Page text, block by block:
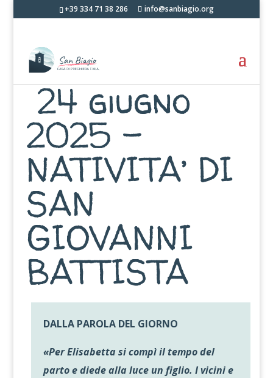
+39 334 71 38 286 info@sanbiagio.org
24 giugno
2025 –
NATIVITA’ DI
SAN
GIOVANNI
BATTISTA
DALLA PAROLA DEL GIORNO
«Per Elisabetta si compì il tempo del
parto e diede alla luce un figlio. I vicini e